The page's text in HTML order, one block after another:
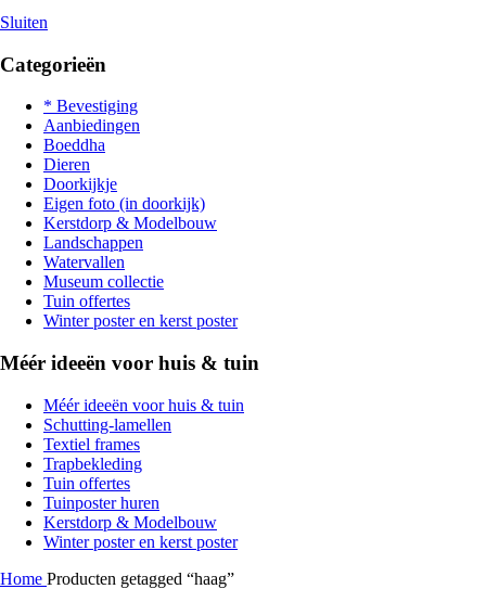
Sluiten
Categorieën
* Bevestiging
Aanbiedingen
Boeddha
Dieren
Doorkijkje
Eigen foto (in doorkijk)
Kerstdorp & Modelbouw
Landschappen
Watervallen
Museum collectie
Tuin offertes
Winter poster en kerst poster
Méér ideeën voor huis & tuin
Méér ideeën voor huis & tuin
Schutting-lamellen
Textiel frames
Trapbekleding
Tuin offertes
Tuinposter huren
Kerstdorp & Modelbouw
Winter poster en kerst poster
Home Producten getagged “haag”